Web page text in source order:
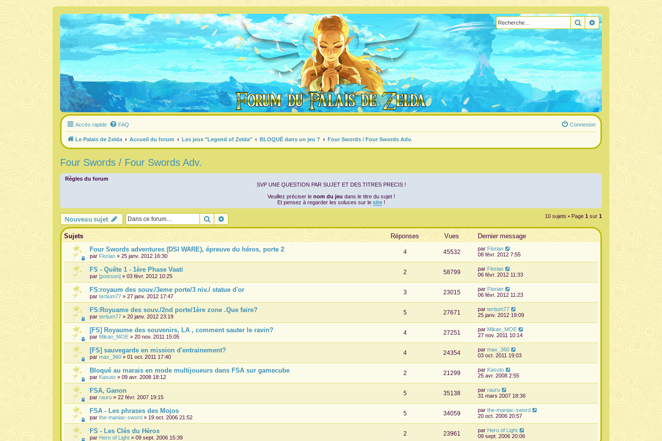
RechercherRecherche avancée
Accès rapide FAQ Connexion
Le Palais de Zelda Accueil du forum Les jeux "Legend of Zelda" BLOQUÉ dans un jeu ? Four Swords / Four Swords Adv.
Four Swords / Four Swords Adv.
Règles du forum
SVP UNE QUESTION PAR SUJET ET DES TITRES PRECIS !
Veuillez préciser le nom du jeu dans le titre du sujet !
Et pensez à regarder les soluces sur le site!
Nouveau sujet Rechercher 10 sujets • Page 1 sur 1
Sujets Réponses Vues
Dernier message
Four Swords adventures (DSI WARE), épreuve du héros, porte 2
par Florian » 25 janv. 2012 16:30
4 45532 par Florian
08 févr. 2012 7:55
FS - Quête 1 - 1ère Phase Vaati
par [poisson] » 03 févr. 2012 10:25
2 58799 par Florian
06 févr. 2012 11:33
FS:royaum des souv./3eme porte/3 niv./ statue d'or
par tertium77 » 27 janv. 2012 17:47
3 23015 par Florian
06 févr. 2012 11:23
FS:Royuame des souv./2nd porte/1ère zone .Que faire?
par tertium77 » 20 janv. 2012 23:19
5 27671 par tertium77
25 janv. 2012 19:09
[FS] Royaume des souvenirs, LA , comment sauter le ravin?
par Mikan_MOE » 20 nov. 2011 15:05
4 27251 par Mikan_MOE
27 nov. 2011 10:14
[FS] sauvegarde en mission d'entrainement?
par max_360 » 01 oct. 2011 17:40
4 24354 par max_360
03 oct. 2011 19:03
Bloqué au marais en mode multijoueurs dans FSA sur gamecube
par Kasuto » 09 avr. 2008 18:12
2 21299 par Kasuto
25 avr. 2008 2:55
FSA, Ganon
par rauru » 22 févr. 2007 19:15
5 35138 par rauru
31 mars 2007 18:36
FSA - Les phrases des Mojos
par the-maniac-sword » 19 oct. 2006 21:52
5 34059 par the-maniac-sword
20 oct. 2006 20:57
FS - Les Clés du Héros
par Hero of Light » 09 sept. 2006 15:39
2 23961 par Hero of Light
09 sept. 2006 20:06